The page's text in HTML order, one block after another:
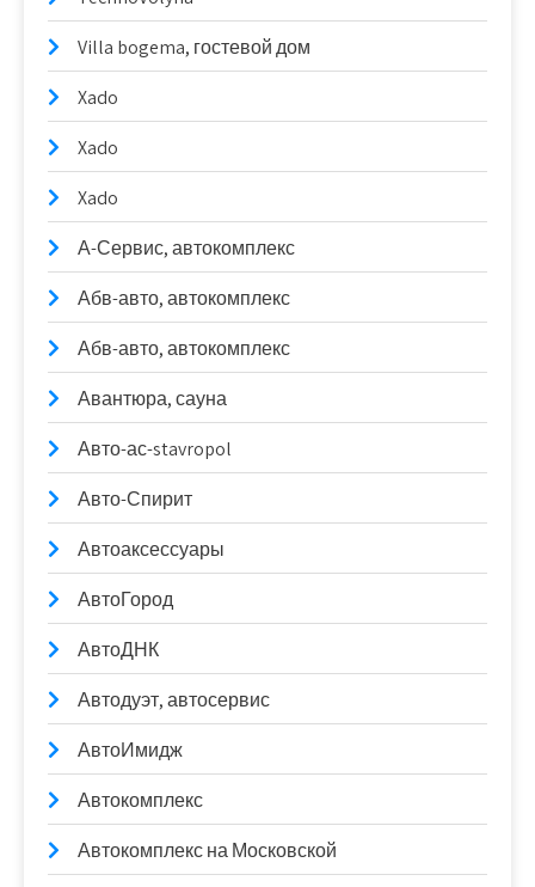
Villa bogema, гостевой дом
Xado
Xado
Xado
А-Сервис, автокомплекс
Абв-авто, автокомплекс
Абв-авто, автокомплекс
Авантюра, сауна
Авто-ас-stavropol
Авто-Спирит
Автоаксессуары
АвтоГород
АвтоДНК
Автодуэт, автосервис
АвтоИмидж
Автокомплекс
Автокомплекс на Московской